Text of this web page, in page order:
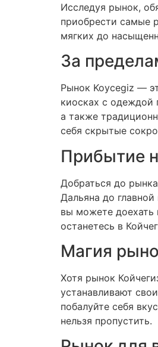
Исследуя рынок,
приобрести самые
мягких до
За
Рынок Koycegiz —
киосках с одеждой
а также
себя скрытые
Прибытие
Добраться до
Дальяна до
вы можете доехать
останетесь в
Магия
Хотя рынок
устанавливают
побалуйте себя
нельзя пропустить.